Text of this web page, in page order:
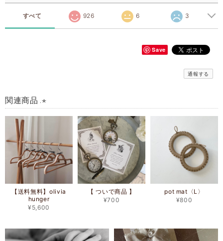
すべて 926 6 3
Save
通報する
関連商品 .⋆
【送料無料】olivia
hunger
¥5,600
【 ついで商品 】
¥700
pot mat〈L〉
¥800